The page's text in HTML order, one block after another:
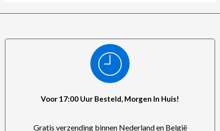
Voor 17:00 Uur Besteld, Morgen In Huis!
Gratis verzending binnen Nederland en België